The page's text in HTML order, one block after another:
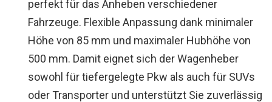
perfekt für das Anheben verschiedener
Fahrzeuge. Flexible Anpassung dank minimaler
Höhe von 85 mm und maximaler Hubhöhe von
500 mm. Damit eignet sich der Wagenheber
sowohl für tiefergelegte Pkw als auch für SUVs
oder Transporter und unterstützt Sie zuverlässig